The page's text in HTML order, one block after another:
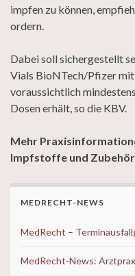
impfen zu können,
ordern.
Dabei soll sichergestellt
Vials BioNTech/Pfizer
voraussichtlich
Dosen erhält, so die KBV.
Mehr
Impfstoffe und Zubehör
MEDRECHT-NEWS
MedRecht –
MedRecht-News: